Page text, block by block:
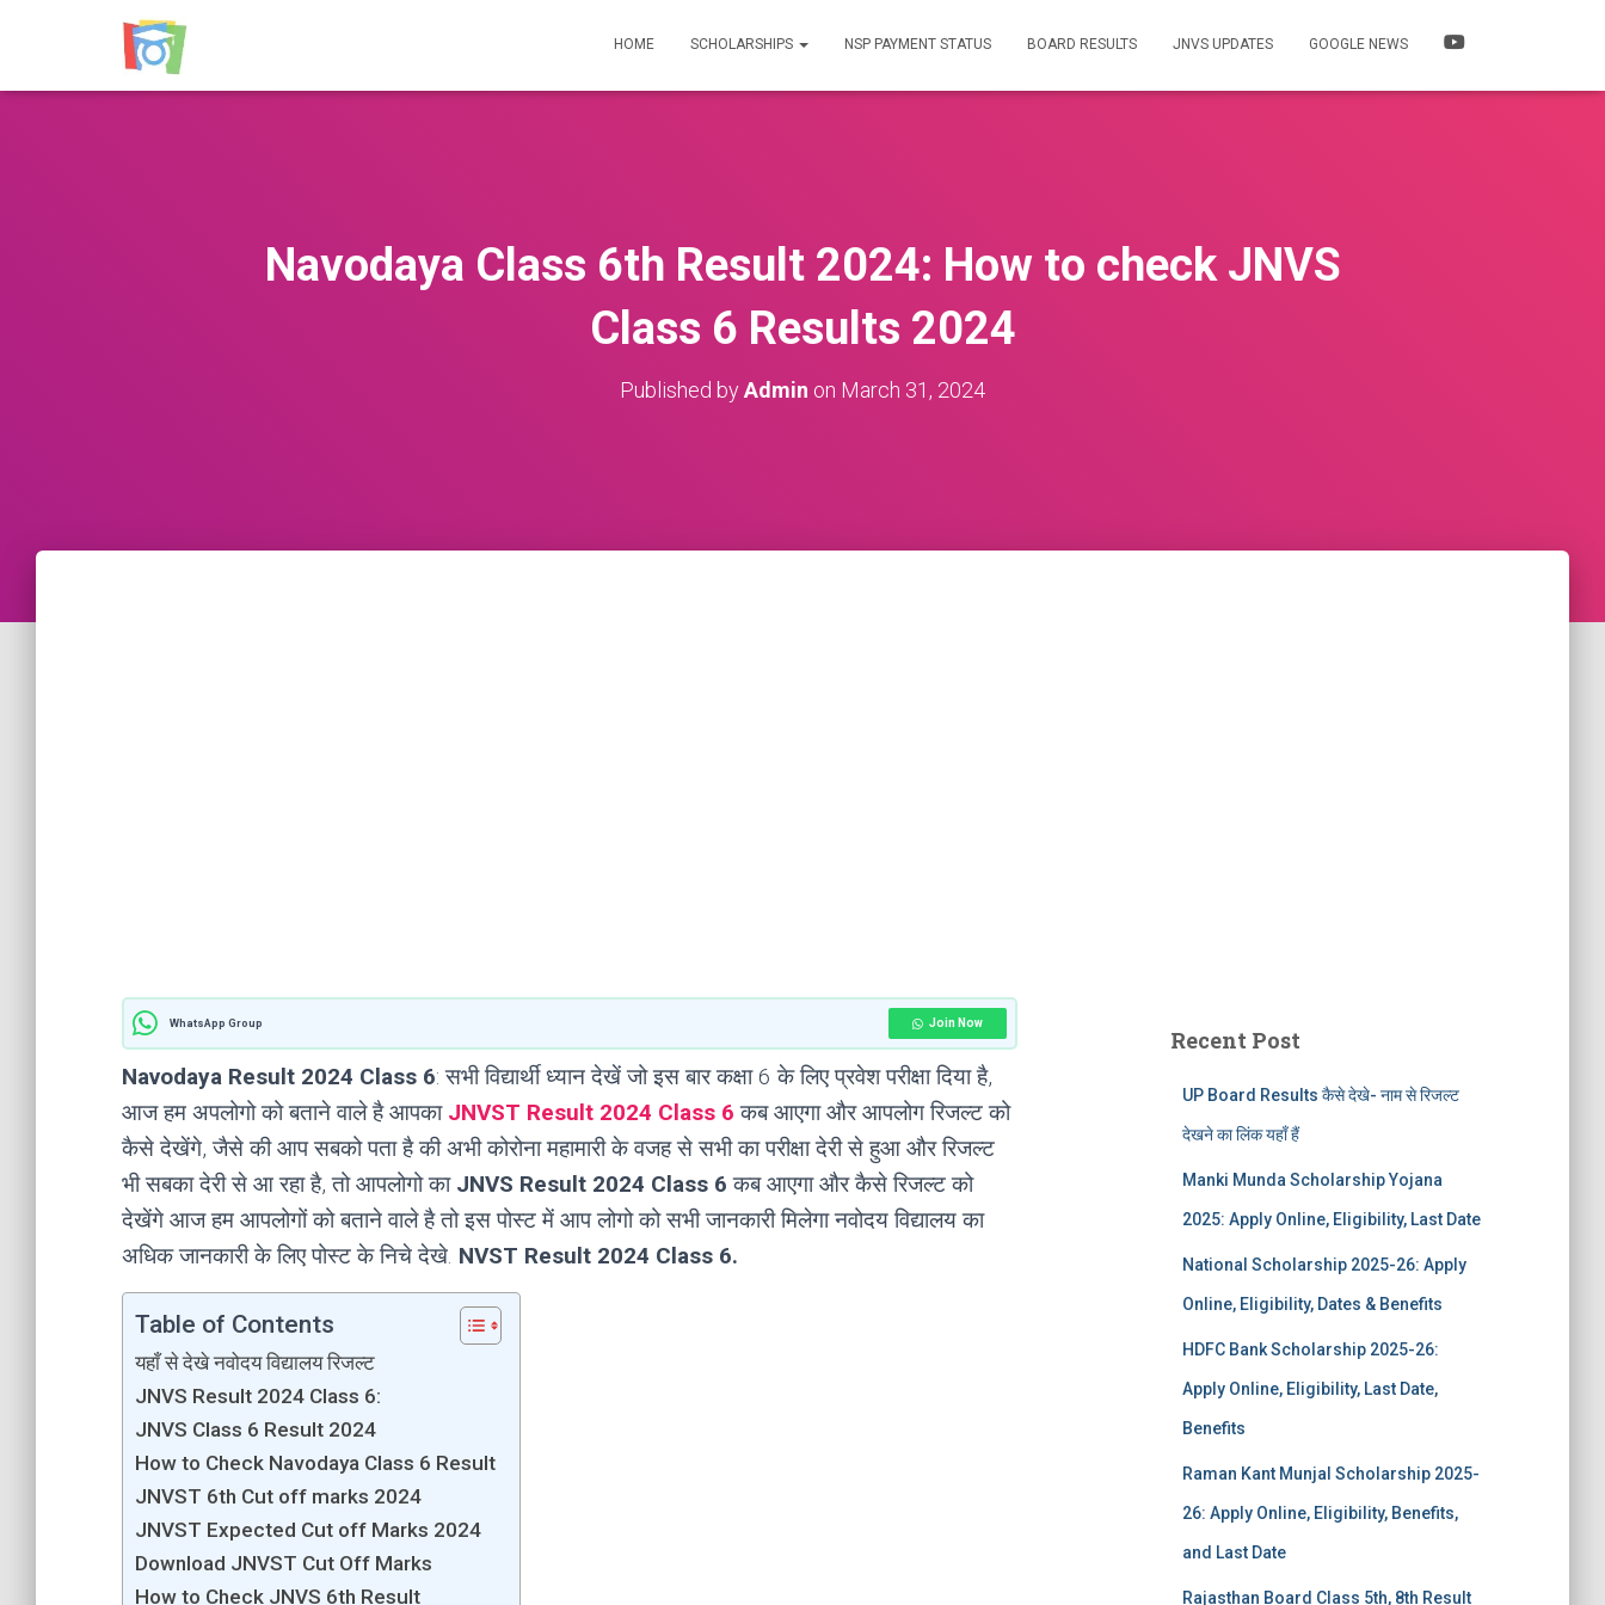
HOME SCHOLARSHIPS NSP PAYMENT STATUS BOARD RESULTS JNVS UPDATES GOOGLE NEWS
Navodaya Class 6th Result 2024: How to check JNVS
Class 6 Results 2024
Published byAdmin on March 31, 2024
WhatsApp Group Join Now
Navodaya Result 2024 Class 6: सभी विद्यार्थी ध्यान देखें जो इस बार कक्षा 6 के लिए प्रवेश परीक्षा दिया है,
आज हम अपलोगो को बताने वाले है आपका JNVST Result 2024 Class 6कब आएगा और आपलोग रिजल्ट को
कैसे देखेंगे, जैसे की आप सबको पता है की अभी कोरोना महामारी के वजह से सभी का परीक्षा देरी से हुआ और रिजल्ट
भी सबका देरी से आ रहा है, तो आपलोगो का JNVS Result 2024 Class 6 कब आएगा और कैसे रिजल्ट को
देखेंगे आज हम आपलोगों को बताने वाले है तो इस पोस्ट में आप लोगो को सभी जानकारी मिलेगा नवोदय विद्यालय का
अधिक जानकारी के लिए पोस्ट के निचे देखे. NVST Result 2024 Class 6.
Table of Contents
यहाँ से देखे नवोदय विद्यालय रिजल्ट
JNVS Result 2024 Class 6:
JNVS Class 6 Result 2024
How to Check Navodaya Class 6 Result
JNVST 6th Cut off marks 2024
JNVST Expected Cut off Marks 2024
Download JNVST Cut Off Marks
How to Check JNVS 6th Result
Recent Post
UP Board Results कैसे देखे- नाम से रिजल्ट
देखने का लिंक यहाँ हैं
Manki Munda Scholarship Yojana
2025: Apply Online, Eligibility, Last Date
National Scholarship 2025-26: Apply
Online, Eligibility, Dates & Benefits
HDFC Bank Scholarship 2025-26:
Apply Online, Eligibility, Last Date,
Benefits
Raman Kant Munjal Scholarship 2025-
26: Apply Online, Eligibility, Benefits,
and Last Date
Rajasthan Board Class 5th, 8th Result